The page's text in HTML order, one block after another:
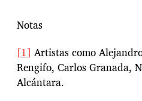
Notas
[1] Artistas como
Rengifo, Carlos Granada,
Alcántara.